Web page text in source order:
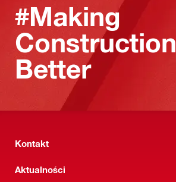
#Making
Construction
Better
Kontakt
Aktualności